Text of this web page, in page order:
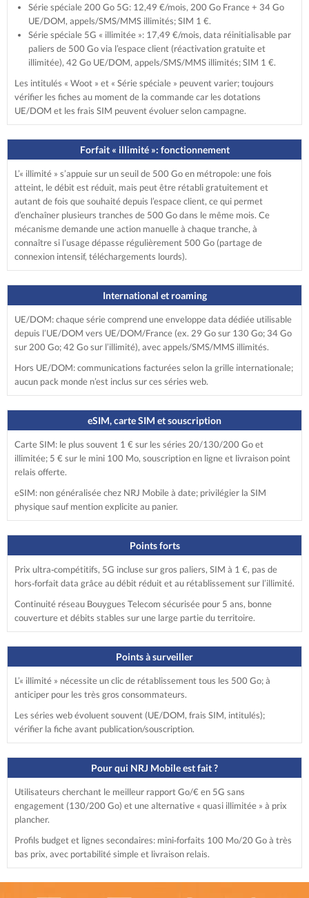
Série spéciale 200 Go 5G: 12,49 €/mois, 200 Go France + 34 Go
UE/DOM, appels/SMS/MMS illimités; SIM 1 €.
Série spéciale 5G « illimitée »: 17,49 €/mois, data réinitialisable par
paliers de 500 Go via l’espace client (réactivation gratuite et
illimitée), 42 Go UE/DOM, appels/SMS/MMS illimités; SIM 1 €.
Les intitulés « Woot » et « Série spéciale » peuvent varier; toujours
vérifier les fiches au moment de la commande car les dotations
UE/DOM et les frais SIM peuvent évoluer selon campagne.
Forfait « illimité »: fonctionnement
L’« illimité » s’appuie sur un seuil de 500 Go en métropole: une fois
atteint, le débit est réduit, mais peut être rétabli gratuitement et
autant de fois que souhaité depuis l’espace client, ce qui permet
d’enchaîner plusieurs tranches de 500 Go dans le même mois. Ce
mécanisme demande une action manuelle à chaque tranche, à
connaître si l’usage dépasse régulièrement 500 Go (partage de
connexion intensif, téléchargements lourds).
International et roaming
UE/DOM: chaque série comprend une enveloppe data dédiée utilisable
depuis l’UE/DOM vers UE/DOM/France (ex. 29 Go sur 130 Go; 34 Go
sur 200 Go; 42 Go sur l’illimité), avec appels/SMS/MMS illimités.
Hors UE/DOM: communications facturées selon la grille internationale;
aucun pack monde n’est inclus sur ces séries web.
eSIM, carte SIM et souscription
Carte SIM: le plus souvent 1 € sur les séries 20/130/200 Go et
illimitée; 5 € sur le mini 100 Mo, souscription en ligne et livraison point
relais offerte.
eSIM: non généralisée chez NRJ Mobile à date; privilégier la SIM
physique sauf mention explicite au panier.
Points forts
Prix ultra‑compétitifs, 5G incluse sur gros paliers, SIM à 1 €, pas de
hors‑forfait data grâce au débit réduit et au rétablissement sur l’illimité.
Continuité réseau Bouygues Telecom sécurisée pour 5 ans, bonne
couverture et débits stables sur une large partie du territoire.
Points à surveiller
L’« illimité » nécessite un clic de rétablissement tous les 500 Go; à
anticiper pour les très gros consommateurs.
Les séries web évoluent souvent (UE/DOM, frais SIM, intitulés);
vérifier la fiche avant publication/souscription.
Pour qui NRJ Mobile est fait ?
Utilisateurs cherchant le meilleur rapport Go/€ en 5G sans
engagement (130/200 Go) et une alternative « quasi illimitée » à prix
plancher.
Profils budget et lignes secondaires: mini‑forfaits 100 Mo/20 Go à très
bas prix, avec portabilité simple et livraison relais.